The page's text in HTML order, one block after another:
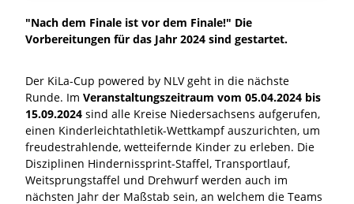
"Nach dem Finale ist vor dem Finale!" Die
Vorbereitungen für das Jahr 2024 sind gestartet.
Der KiLa-Cup powered by NLV geht in die nächste
Runde. Im Veranstaltungszeitraum vom 05.04.2024 bis
15.09.2024 sind alle Kreise Niedersachsens aufgerufen,
einen Kinderleichtathletik-Wettkampf auszurichten, um
freudestrahlende, wetteifernde Kinder zu erleben. Die
Disziplinen Hindernissprint-Staffel, Transportlauf,
Weitsprungstaffel und Drehwurf werden auch im
nächsten Jahr der Maßstab sein, an welchem die Teams